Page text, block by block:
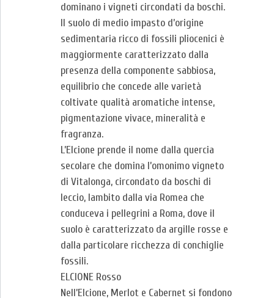
dominano i vigneti circondati da boschi.
Il suolo di medio impasto d’origine
sedimentaria ricco di fossili pliocenici è
maggiormente caratterizzato dalla
presenza della componente sabbiosa,
equilibrio che concede alle varietà
coltivate qualità aromatiche intense,
pigmentazione vivace, mineralità e
fragranza.
L’Elcione prende il nome dalla quercia
secolare che domina l’omonimo vigneto
di Vitalonga, circondato da boschi di
leccio, lambito dalla via Romea che
conduceva i pellegrini a Roma, dove il
suolo è caratterizzato da argille rosse e
dalla particolare ricchezza di conchiglie
fossili.
ELCIONE Rosso
Nell’Elcione, Merlot e Cabernet si fondono